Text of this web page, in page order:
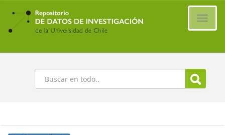
Ir
contenido
principal
Buscar